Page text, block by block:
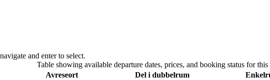
and enter to select.
Table showing available departure dates, prices, and booking status for this
Avreseort Del i dubbelrum